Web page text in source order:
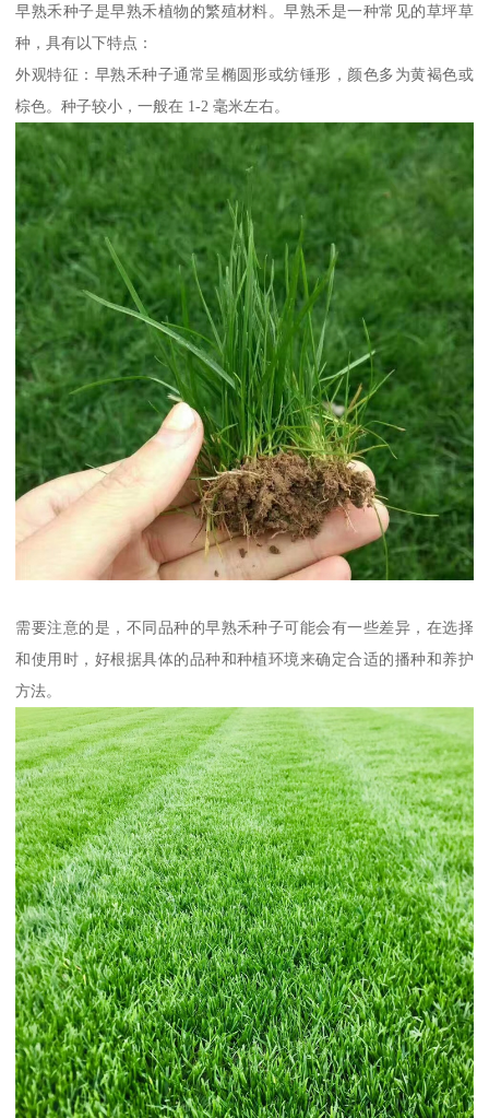
早熟禾种子是早熟禾植物的繁殖材料。早熟禾是一种常见的草坪草
种，具有以下特点：
外观特征：早熟禾种子通常呈椭圆形或纺锤形，颜色多为黄褐色或
棕色。种子较小，一般在 1-2 毫米左右。
需要注意的是，不同品种的早熟禾种子可能会有一些差异，在选择
和使用时，好根据具体的品种和种植环境来确定合适的播种和养护
方法。